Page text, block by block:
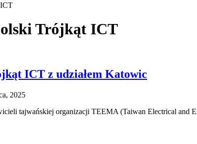
Trójkąt ICT
ICT z udziałem Katowic
2025
tajwańskiej organizacji TEEMA (Taiwan Electrical and